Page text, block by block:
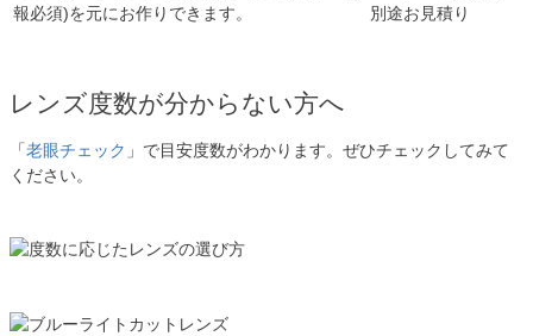
報必須)を元にお作りできます。
別途お見積り
レンズ度数が分からない方へ
「老眼チェック 」で目安度数がわかります。ぜひチェックしてみて
ください。